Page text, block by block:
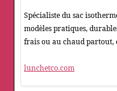
Spécialiste du sac
modèles pratiques,
frais ou au chaud partout,
lunchetco.com